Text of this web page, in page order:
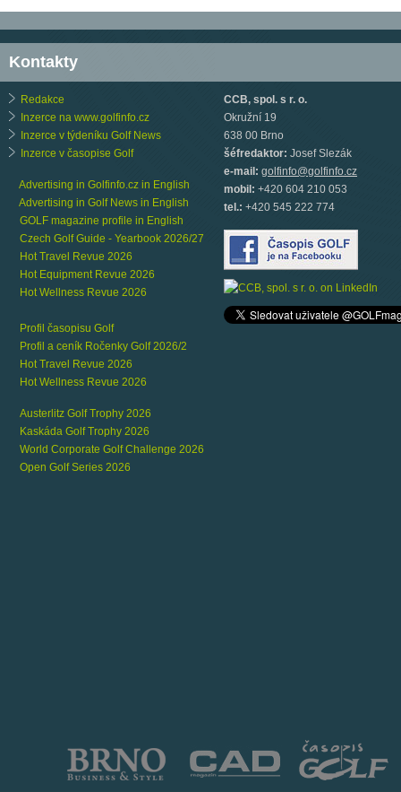
Kontakty
Redakce
Inzerce na www.golfinfo.cz
Inzerce v týdeníku Golf News
Inzerce v časopise Golf
Advertising in Golfinfo.cz in English
Advertising in Golf News in English
GOLF magazine profile in English
Czech Golf Guide - Yearbook 2026/27
Hot Travel Revue 2026
Hot Equipment Revue 2026
Hot Wellness Revue 2026
Profil časopisu Golf
Profil a ceník Ročenky Golf 2026/2
Hot Travel Revue 2026
Hot Wellness Revue 2026
Austerlitz Golf Trophy 2026
Kaskáda Golf Trophy 2026
World Corporate Golf Challenge 2026
Open Golf Series 2026
CCB, spol. s r. o.
Okružní 19
638 00 Brno
šéfredaktor: Josef Slezák
e-mail: golfinfo@golfinfo.cz
mobil: +420 604 210 053
tel.: +420 545 222 774